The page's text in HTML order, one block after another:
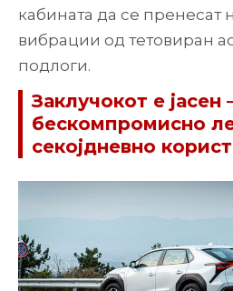
кабината да се пренесат
вибрации од тетовиран
подлоги.
Заклучокот е јасен
бескомпромисно
секојдневно